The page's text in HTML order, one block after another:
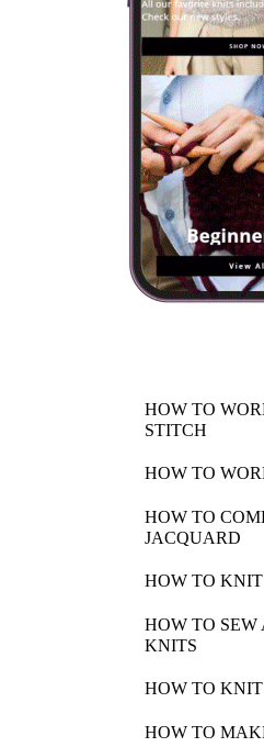
HOW TO
STITCH
HOW TO
HOW TO
JACQUARD
HOW TO
HOW TO SEW
KNITS
HOW TO
HOW TO